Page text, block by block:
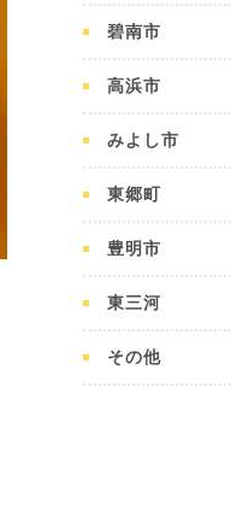
碧南市
高浜市
みよし市
東郷町
豊明市
東三河
その他